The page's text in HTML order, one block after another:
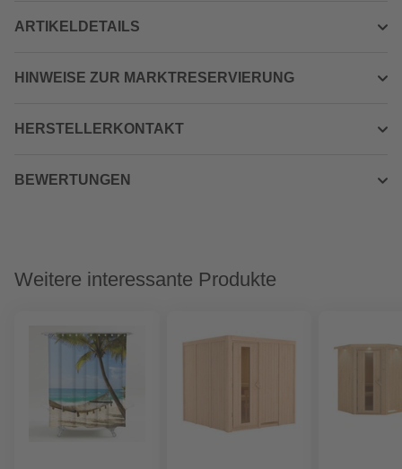
ARTIKELDETAILS
HINWEISE ZUR MARKTRESERVIERUNG
HERSTELLERKONTAKT
BEWERTUNGEN
Weitere interessante Produkte